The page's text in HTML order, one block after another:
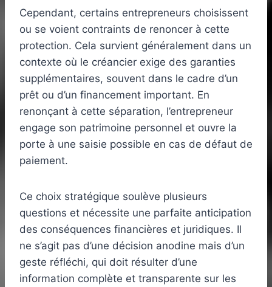
Cependant, certains entrepreneurs choisissent
ou se voient contraints de renoncer à cette
protection. Cela survient généralement dans un
contexte où le créancier exige des garanties
supplémentaires, souvent dans le cadre d’un
prêt ou d’un financement important. En
renonçant à cette séparation, l’entrepreneur
engage son patrimoine personnel et ouvre la
porte à une saisie possible en cas de défaut de
paiement.
Ce choix stratégique soulève plusieurs
questions et nécessite une parfaite anticipation
des conséquences financières et juridiques. Il
ne s’agit pas d’une décision anodine mais d’un
geste réfléchi, qui doit résulter d’une
information complète et transparente sur les